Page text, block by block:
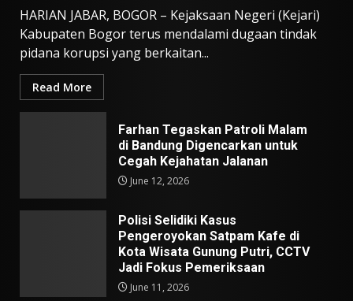
HARIAN JABAR, BOGOR – Kejaksaan Negeri (Kejari)
Kabupaten Bogor terus mendalami dugaan tindak
pidana korupsi yang berkaitan...
Read More
Farhan Tegaskan Patroli Malam
di Bandung Digencarkan untuk
Cegah Kejahatan Jalanan
June 12, 2026
Polisi Selidiki Kasus
Pengeroyokan Satpam Kafe di
Kota Wisata Gunung Putri, CCTV
Jadi Fokus Pemeriksaan
June 11, 2026